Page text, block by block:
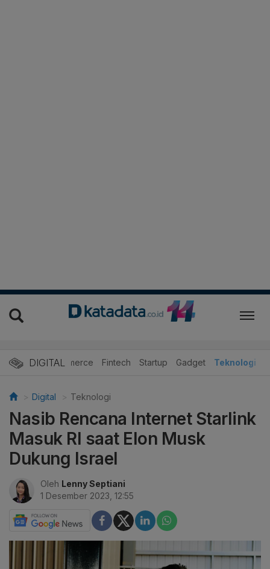
DIGITAL
E-Commerce Fintech Startup Gadget Teknologi
Digital Teknologi
Nasib Rencana Internet Starlink
Masuk RI saat Elon Musk
Dukung Israel
Oleh Lenny Septiani
1 Desember 2023, 12:55